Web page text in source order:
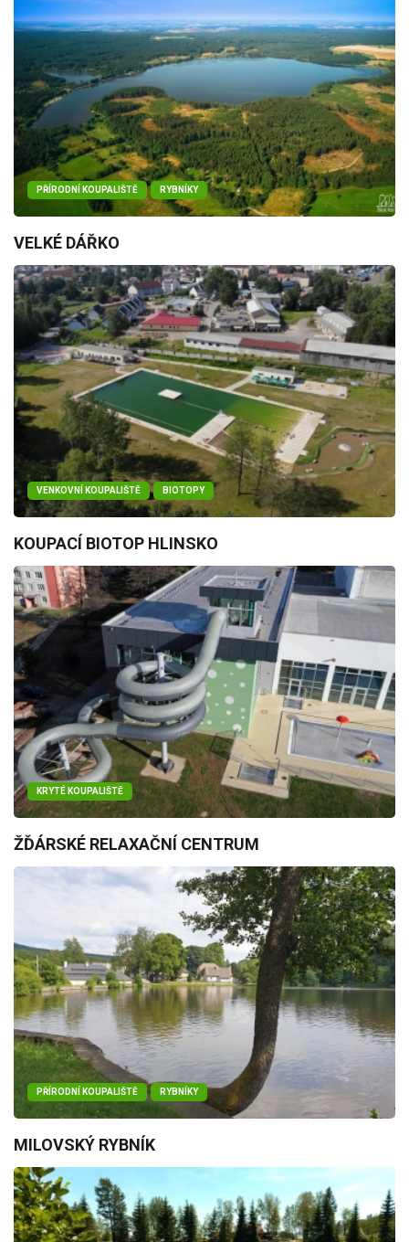
PŘÍRODNÍ KOUPALIŠTĚ RYBNÍKY
VELKÉ DÁŘKO
VENKOVNÍ KOUPALIŠTĚ BIOTOPY
KOUPACÍ BIOTOP HLINSKO
KRYTÉ KOUPALIŠTĚ
ŽĎÁRSKÉ RELAXAČNÍ CENTRUM
PŘÍRODNÍ KOUPALIŠTĚ RYBNÍKY
MILOVSKÝ RYBNÍK